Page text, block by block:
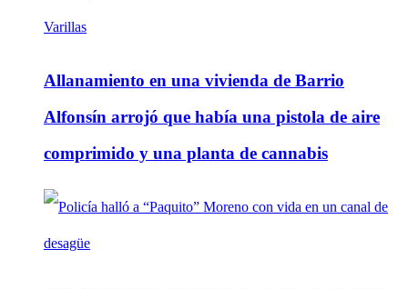
Allanamiento en una vivienda de Barrio
Alfonsín arrojó que había una pistola de aire
comprimido y una planta de cannabis